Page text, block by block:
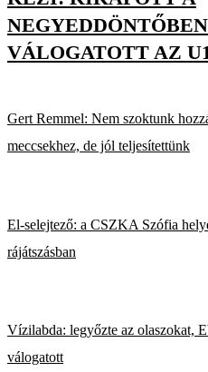
VÁLOGATOTT AZ
Gert Remmel: Nem szoktunk
meccsekhez, de jól teljesítettünk
El-selejtező: a CSZKA Szófia
rájátszásban
Vízilabda: legyőzte az olaszokat,
válogatott